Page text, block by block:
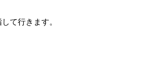
て行きます。